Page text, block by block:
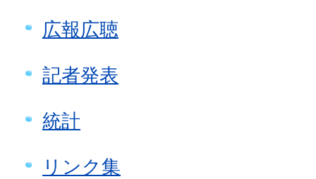
広報広聴
記者発表
統計
リンク集